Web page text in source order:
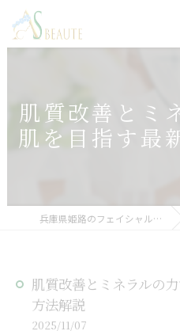
肌質改善とミ
肌を目指す最
兵庫県姫路のフェイシャルエステなら肌質改善サロン ASBEAUTE
肌質改善とミネラルの
方法解説
2025/11/07